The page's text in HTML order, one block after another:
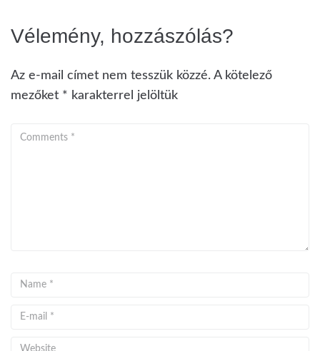
Vélemény, hozzászólás?
Az e-mail címet nem tesszük közzé. A kötelező
mezőket * karakterrel jelöltük